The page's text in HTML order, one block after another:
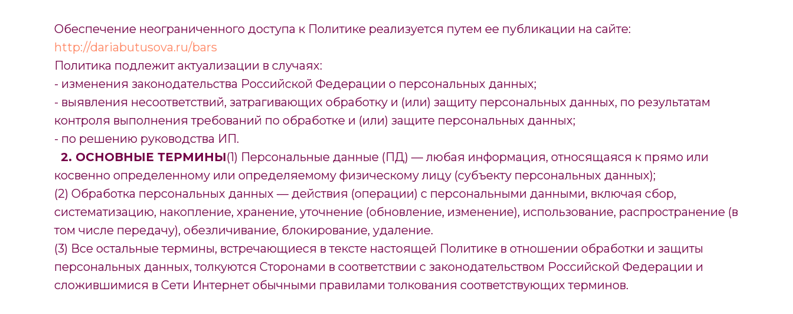
Обеспечение неограниченного доступа к Политике реализуется путем ее публикации на сайте:
http://dariabutusova.ru/bars
Политика подлежит актуализации в случаях:
- изменения законодательства Российской Федерации о персональных данных;
- выявления несоответствий, затрагивающих обработку и (или) защиту персональных данных, по результатам
контроля выполнения требований по обработке и (или) защите персональных данных;
- по решению руководства ИП.
2. ОСНОВНЫЕ ТЕРМИНЫ(1) Персональные данные (ПД) — любая информация, относящаяся к прямо или
косвенно определенному или определяемому физическому лицу (субъекту персональных данных);
(2) Обработка персональных данных — действия (операции) с персональными данными, включая сбор,
систематизацию, накопление, хранение, уточнение (обновление, изменение), использование, распространение (в
том числе передачу), обезличивание, блокирование, удаление.
(3) Все остальные термины, встречающиеся в тексте настоящей Политике в отношении обработки и защиты
персональных данных, толкуются Сторонами в соответствии с законодательством Российской Федерации и
сложившимися в Сети Интернет обычными правилами толкования соответствующих терминов.